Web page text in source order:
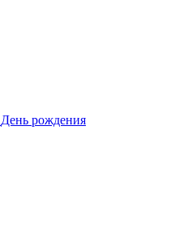
День рождения